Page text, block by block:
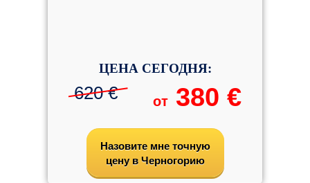
ЦЕНА СЕГОДНЯ:
620 € от 380 €
Назовите мне точную
цену в Черногорию